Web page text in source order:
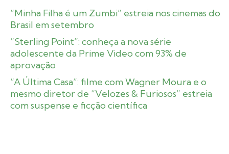
“Minha Filha é um Zumbi” estreia nos cinemas do
Brasil em setembro
“Sterling Point”: conheça a nova série
adolescente da Prime Video com 93% de
aprovação
“A Última Casa”: filme com Wagner Moura e o
mesmo diretor de “Velozes & Furiosos” estreia
com suspense e ficção científica